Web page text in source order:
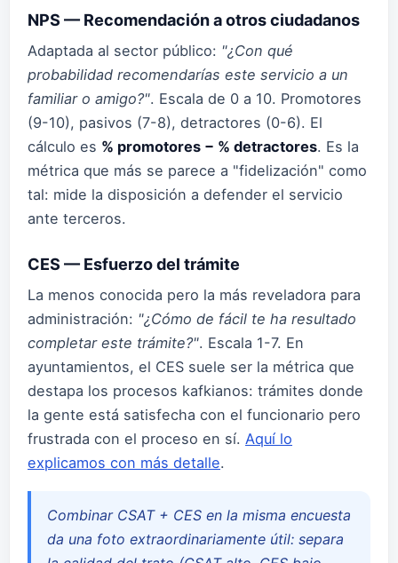
NPS — Recomendación a otros ciudadanos
Adaptada al sector público: "¿Con qué
probabilidad recomendarías este servicio a un
familiar o amigo?". Escala de 0 a 10. Promotores
(9-10), pasivos (7-8), detractores (0-6). El
cálculo es % promotores − % detractores. Es la
métrica que más se parece a "fidelización" como
tal: mide la disposición a defender el servicio
ante terceros.
CES — Esfuerzo del trámite
La menos conocida pero la más reveladora para
administración: "¿Cómo de fácil te ha resultado
completar este trámite?". Escala 1-7. En
ayuntamientos, el CES suele ser la métrica que
destapa los procesos kafkianos: trámites donde
la gente está satisfecha con el funcionario pero
frustrada con el proceso en sí. Aquí lo
explicamos con más detalle.
Combinar CSAT + CES en la misma encuesta
da una foto extraordinariamente útil: separa